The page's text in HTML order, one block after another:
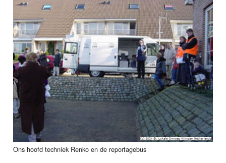
Ons hoofd techniek Renko en de reportagebus